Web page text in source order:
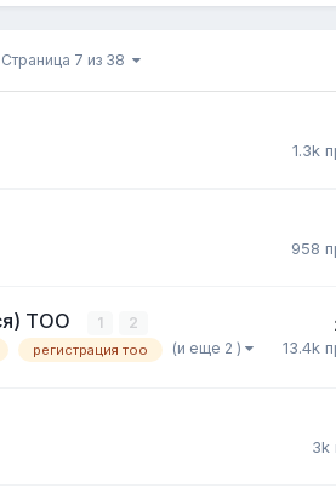
Страница 7 из 38
1.3k
958
ТОО 1 2
регистрация тоо (и еще 2 )
13.4k
3k